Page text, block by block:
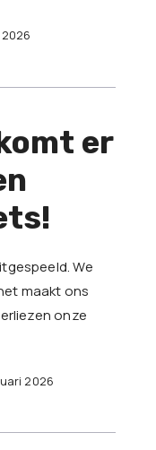
er
We
maakt ons
onze
2026